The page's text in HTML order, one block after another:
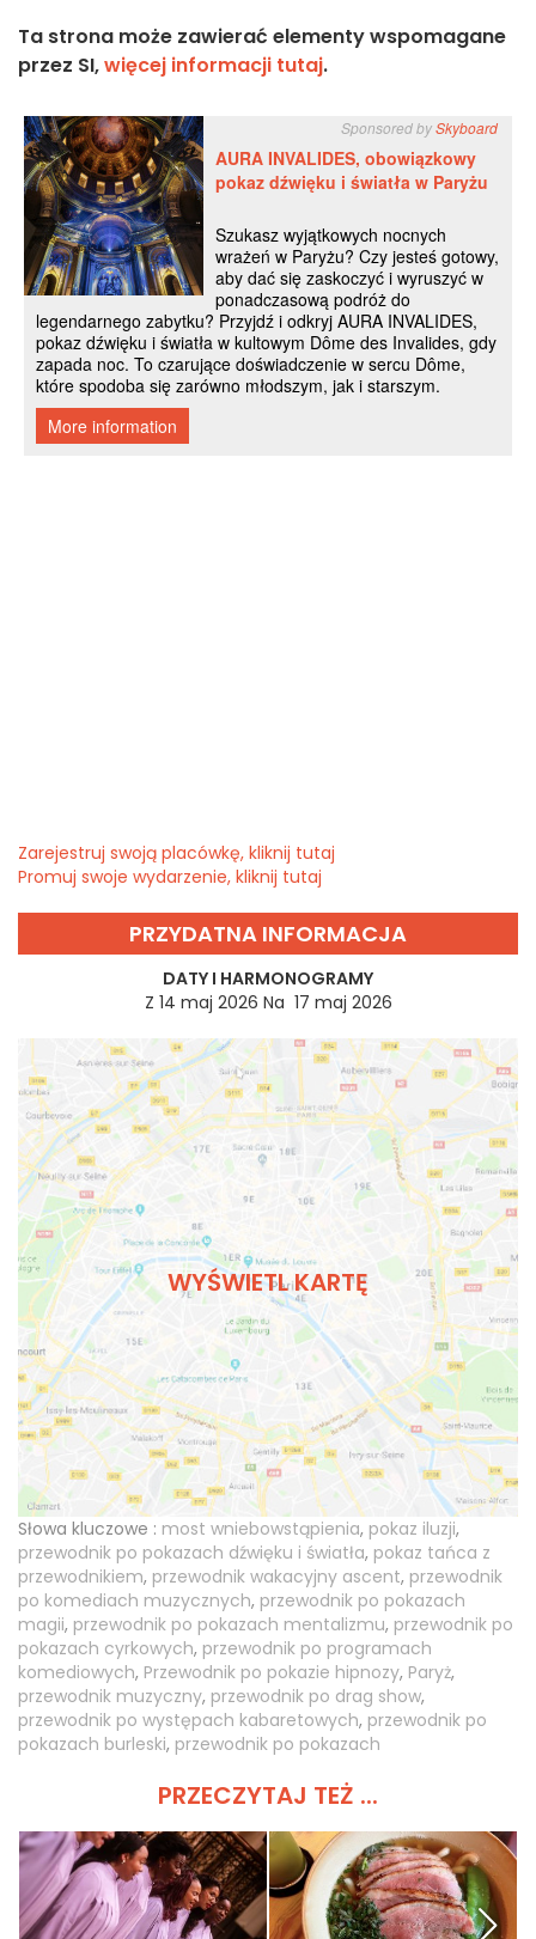
Ta strona może zawierać elementy wspomagane
przez SI,więcej informacji tutaj.
Zarejestruj swoją placówkę, kliknij tutaj
Promuj swoje wydarzenie, kliknij tutaj
PRZYDATNA INFORMACJA
DATY I HARMONOGRAMY
Z 14 maj 2026 Na 17 maj 2026
WYŚWIETL KARTĘ
Słowa kluczowe : most wniebowstąpienia, pokaz iluzji,
przewodnik po pokazach dźwięku i światła, pokaz tańca z
przewodnikiem, przewodnik wakacyjny ascent, przewodnik
po komediach muzycznych, przewodnik po pokazach
magii, przewodnik po pokazach mentalizmu, przewodnik po
pokazach cyrkowych, przewodnik po programach
komediowych, Przewodnik po pokazie hipnozy, Paryż,
przewodnik muzyczny, przewodnik po drag show,
przewodnik po występach kabaretowych, przewodnik po
pokazach burleski, przewodnik po pokazach
PRZECZYTAJ TEŻ ...